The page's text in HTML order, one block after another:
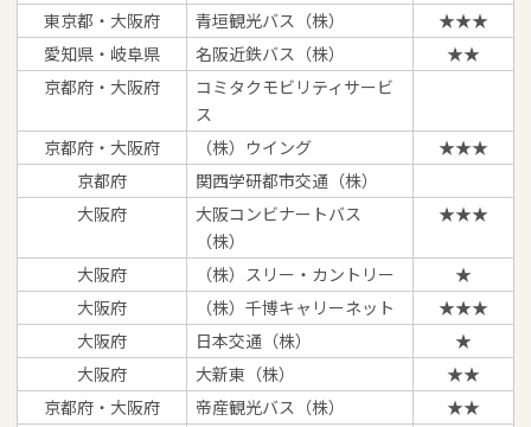
東京都・大阪府
青垣観光バス（株）
★★★
愛知県・岐阜県
名阪近鉄バス（株）
★★
京都府・大阪府
コミタクモビリティサービ
ス
京都府・大阪府
（株）ウイング
★★★
京都府
関西学研都市交通（株）
大阪府
大阪コンビナートバス
（株）
★★★
大阪府 （株）スリー・カントリー
★
大阪府
（株）千博キャリーネット
★★★
大阪府
日本交通（株）
★
大阪府
大新東（株）
★★
京都府・大阪府
帝産観光バス（株）
★★